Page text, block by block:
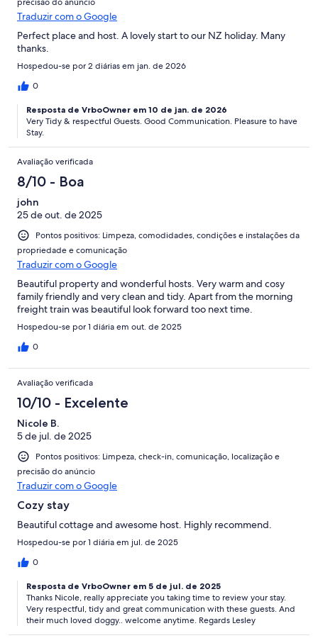
Traduzir com o Google
Perfect place and host. A lovely start to our NZ holiday. Many
thanks.
Hospedou-se por 2 diárias em jan. de 2026
0
Resposta de VrboOwner em 10 de jan. de 2026
Very Tidy & respectful Guests. Good Communication. Pleasure to have
Stay.
Avaliação verificada
8/10 - Boa
john
25 de out. de 2025
Pontos positivos: Limpeza, comodidades, condições e instalações da
propriedade e comunicação
Traduzir com o Google
Beautiful property and wonderful hosts. Very warm and cosy
family friendly and very clean and tidy. Apart from the morning
freight train was beautiful look forward too next time.
Hospedou-se por 1 diária em out. de 2025
0
Avaliação verificada
10/10 - Excelente
Nicole B.
5 de jul. de 2025
Pontos positivos: Limpeza, check-in, comunicação, localização e
precisão do anúncio
Traduzir com o Google
Cozy stay
Beautiful cottage and awesome host. Highly recommend.
Hospedou-se por 1 diária em jul. de 2025
0
Resposta de VrboOwner em 5 de jul. de 2025
Thanks Nicole, really appreciate you taking time to review your stay.
Very respectful, tidy and great communication with these guests. And
their much loved doggy.. welcome anytime. Regards Lesley